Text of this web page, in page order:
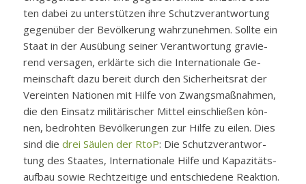
ten da­bei zu un­ter­stüt­zen ih­re Schutz­ver­ant­wor­tung
ge­gen­über der Be­völ­ke­rung wahr­zu­neh­men. Soll­te ein
Staat in der Aus­übung sei­ner Ver­ant­wor­tung gra­vie­
rend ver­sa­gen, er­klär­te sich die In­ter­na­tio­na­le Ge­
mein­schaft da­zu be­reit durch den Si­cher­heits­rat der
Ver­ein­ten Na­tio­nen mit Hil­fe von Zwangs­maß­nah­men,
die den Ein­satz mi­li­tä­ri­scher Mit­tel ein­schlie­ßen kön­
nen, be­droh­ten Be­völ­ke­run­gen zur Hil­fe zu ei­len. Dies
sind die drei Säu­len der RtoP: Die Schutz­ver­ant­wor­
tung des Staa­tes, In­ter­na­tio­na­le Hil­fe und Ka­pa­zi­täts­
auf­bau so­wie Recht­zei­ti­ge und ent­schie­de­ne Re­ak­ti­on.